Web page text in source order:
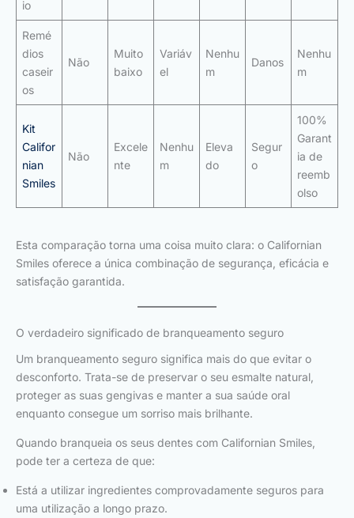
io
Remé
dios
caseir
os
Não
Muito
baixo
Variáv
el
Nenhu
m
Danos
Nenhu
m
Kit
Califor
nian
Smiles
Não
Excele
nte
Nenhu
m
Eleva
do
Segur
o
100%
Garant
ia de
reemb
olso
Esta comparação torna uma coisa muito clara: o Californian
Smiles oferece a única combinação de segurança, eficácia e
satisfação garantida.
O verdadeiro significado de branqueamento seguro
Um branqueamento seguro significa mais do que evitar o
desconforto. Trata-se de preservar o seu esmalte natural,
proteger as suas gengivas e manter a sua saúde oral
enquanto consegue um sorriso mais brilhante.
Quando branqueia os seus dentes com Californian Smiles,
pode ter a certeza de que:
Está a utilizar ingredientes comprovadamente seguros para
uma utilização a longo prazo.